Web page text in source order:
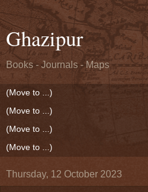
Ghazipur
Books - Journals - Maps
Thursday, 12 October 2023